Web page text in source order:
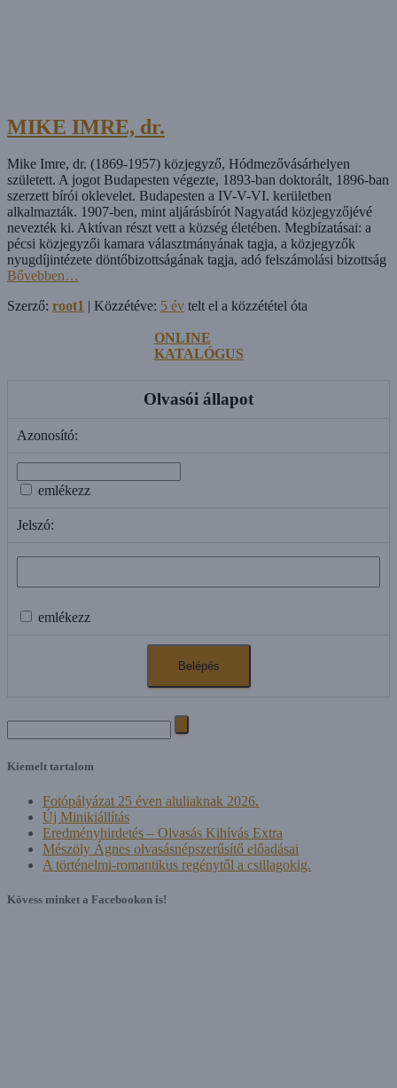
MIKE IMRE, dr.
Mike Imre, dr. (1869-1957) közjegyző, Hódmezővásárhelyen
született. A jogot Budapesten végezte, 1893-ban doktorált, 1896-ban
szerzett bírói oklevelet. Budapesten a IV-V-VI. kerületben
alkalmazták. 1907-ben, mint aljárásbírót Nagyatád közjegyzőjévé
nevezték ki. Aktívan részt vett a község életében. Megbízatásai: a
pécsi közjegyzői kamara választmányának tagja, a közjegyzők
nyugdíjintézete döntőbizottságának tagja, adó felszámolási bizottság
Bővebben…
Szerző: root1 | Közzétéve: 5 év telt el a közzététel óta
ONLINE
KATALÓGUS
Olvasói állapot
Azonosító:
emlékezz
Jelszó:
emlékezz
Search
for:
Kiemelt tartalom
Fotópályázat 25 éven aluliaknak 2026.
Új Minikiállítás
Eredményhirdetés – Olvasás Kihívás Extra
Mészöly Ágnes olvasásnépszerűsítő előadásai
A történelmi-romantikus regénytől a csillagokig.
Kövess minket a Facebookon is!